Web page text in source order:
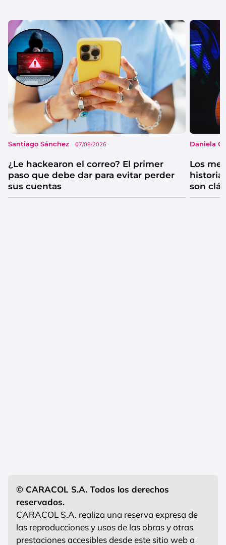
Santiago Sánchez 07/08/2026
¿Le hackearon el correo? El primer
paso que debe dar para evitar perder
sus cuentas
Daniela
Los
historia
son
© CARACOL S.A. Todos los derechos
reservados.
CARACOL S.A. realiza una reserva expresa de
las reproducciones y usos de las obras y otras
prestaciones accesibles desde este sitio web a